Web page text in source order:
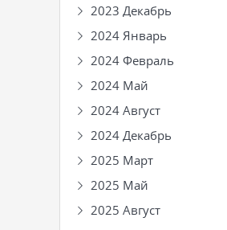
2023 Декабрь
2024 Январь
2024 Февраль
2024 Май
2024 Август
2024 Декабрь
2025 Март
2025 Май
2025 Август